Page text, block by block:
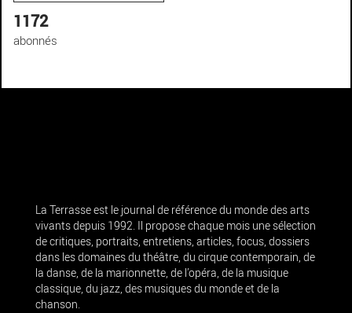
1172
abonnés
La Terrasse est le journal de référence du monde des arts
vivants depuis 1992. Il propose chaque mois une sélection
de critiques, portraits, entretiens, articles, focus, dossiers
dans les domaines du théâtre, du cirque contemporain, de
la danse, de la marionnette, de l’opéra, de la musique
classique, du jazz, des musiques du monde et de la
chanson.